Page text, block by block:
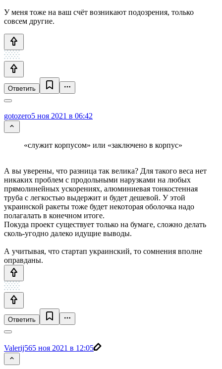
У меня тоже на ваш счёт возникают подозрения, только
совсем другие.
Ответить
gotozero5 ноя 2021 в 06:42
«служит корпусом» или «заключено в корпус»
А вы уверены, что разница так велика? Для такого веса нет
никаких проблем с продольными нарузками на любых
прямолинейных ускорениях, алюминиевая тонкостенная
труба с легкостью выдержит и будет дешевой. У этой
украинской ракеты тоже будет некоторая оболочка надо
полагалать в конечном итоге.
Покуда проект существует только на бумаге, сложно делать
сколь-угодно далеко идущие выводы.
А учитывая, что стартап украинский, то сомнения вполне
оправданы.
Ответить
Valerij565 ноя 2021 в 12:05